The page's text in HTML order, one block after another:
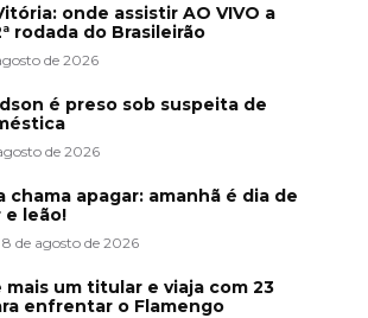
onde assistir AO VIVO a
rodada do Brasileirão
de 2026
é preso sob suspeita de
de 2026
chama apagar: amanhã é dia de
e leão!
8 de agosto de 2026
um titular e viaja com 23
enfrentar o Flamengo